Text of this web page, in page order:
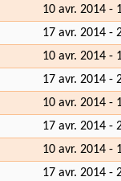
10 avr. 2014 -
17 avr. 2014 -
10 avr. 2014 -
17 avr. 2014 -
10 avr. 2014 -
17 avr. 2014 -
10 avr. 2014 -
17 avr. 2014 -